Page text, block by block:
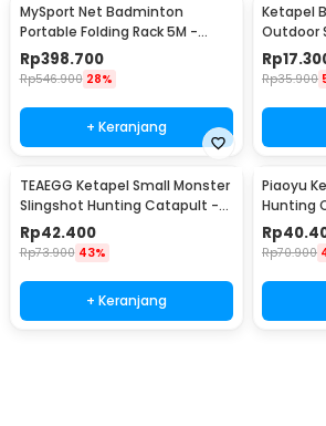
MySport Net Badminton
Portable Folding Rack 5M -
T300
Rp398.700
Rp546.900 28%
+ Keranjang
Ketapel
Outdoor
Rp
Rp35.900
TEAEGG Ketapel Small Monster
Slingshot Hunting Catapult -
JH8171
Rp42.400
Rp73.900 43%
+ Keranjang
Piaoyu
Hunting
Rp
Rp70.900